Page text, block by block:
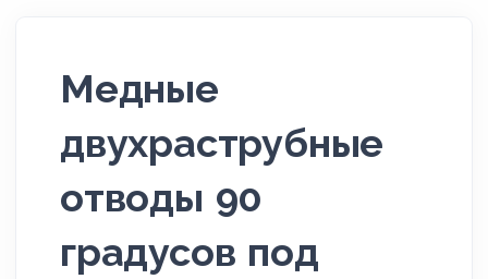
Медные
двухраструбные
отводы 90
градусов под